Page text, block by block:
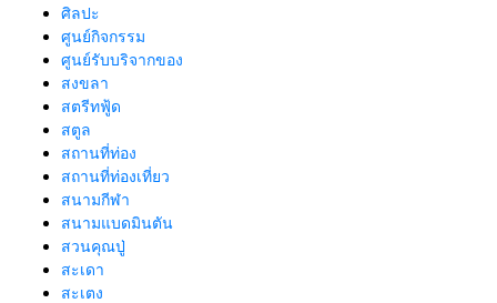
ศิลปะ
ศูนย์กิจกรรม
ศูนย์รับบริจากของ
สงขลา
สตรีทฟู้ด
สตูล
สถานที่ท่อง
สถานที่ท่องเที่ยว
สนามกีฬา
สนามแบดมินตัน
สวนคุณปู่
สะเดา
สะเตง